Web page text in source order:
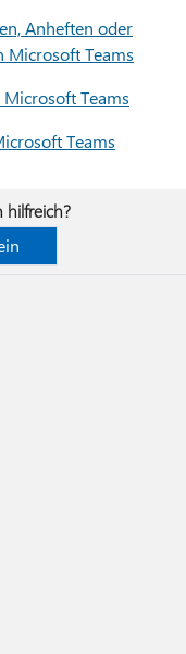
Anheften oder
Microsoft Teams
Teams
Teams
hilfreich?